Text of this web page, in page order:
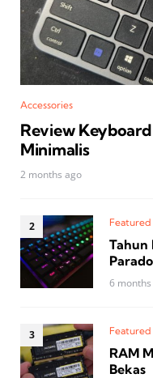
Accessories
Review
Minimalis
2 months ago
Featured
Tahun
6
Featured
RAM
Bekas